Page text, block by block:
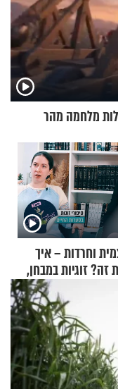
מלחמה מהר
וחרדות – איך
זה? זוגיות במבחן,
יהודית ואלתר כהן